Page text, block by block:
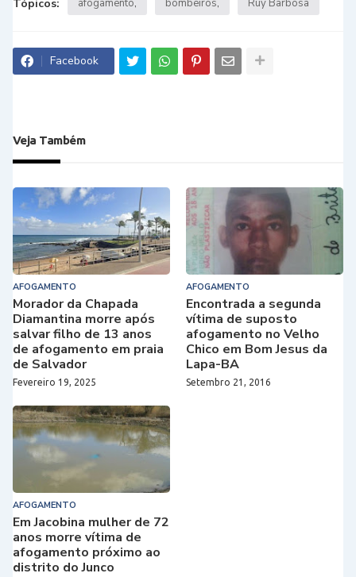
Tópicos:
Facebook
Veja Também
AFOGAMENTO
Morador da Chapada
Diamantina morre após
salvar filho de 13 anos
de afogamento em praia
de Salvador
Fevereiro 19, 2025
AFOGAMENTO
Encontrada a segunda
vítima de suposto
afogamento no Velho
Chico em Bom Jesus da
Lapa-BA
Setembro 21, 2016
AFOGAMENTO
Em Jacobina mulher de 72
anos morre vítima de
afogamento próximo ao
distrito do Junco